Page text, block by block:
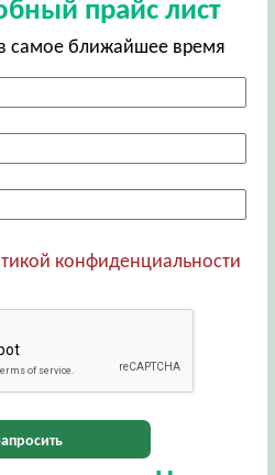
прайс лист
самое ближайшее время
конфиденциальности